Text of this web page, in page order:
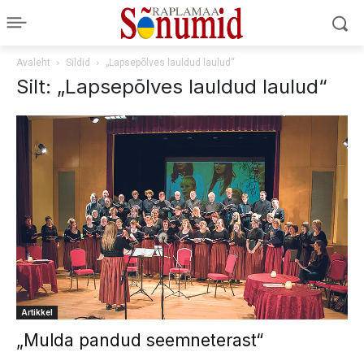
Avaleht Sildid „Lapsepõlves lauldud laulud“
Silt: „Lapsepõlves lauldud laulud“
Artikkel
„Mulda pandud seemneterast“